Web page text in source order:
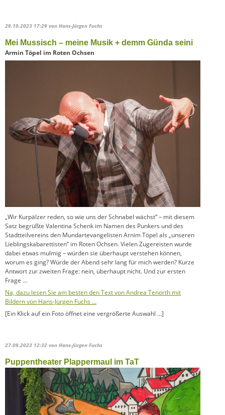
29.10.2023 17:29 von Hans-Jürgen Fuchs
Mei Mussisch – meine Musik + demm Günda seini
Armin Töpel im Roten Ochsen
„Wir Kurpälzer reden, so wie uns der Schnabel wächst“ – mit diesem
Satz begrüßte Valentina Schenk im Namen des Punkers und des
Stadtteilvereins den Mundartevangelisten Arnim Töpel als „unseren
Lieblingskabarettisten“ im Roten Ochsen. Vielen Zugereisten wurde
dabei etwas mulmig – würden sie überhaupt verstehen können,
worum es ging? Würde der Abend sehr lang für mich werden? Kurze
Antwort zur zweiten Frage: nein, überhaupt nicht. Und zur ersten
Frage …
Na, dazu lesen Sie am besten den Text von Andrea Tenorth mit
Bildern von Hans-Jürgen Fuchs …
[Ein Klick auf ein Foto öffnet eine vergrößerte Auswahl …]
27.09.2023 12:32 von Hans-Jürgen Fuchs
Puppentheater Plappermaul im TaT